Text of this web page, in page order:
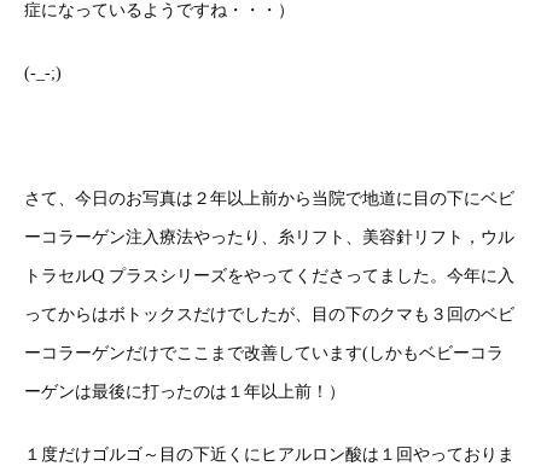
症になっているようですね・・・）
(-_-;)
さて、今日のお写真は２年以上前から当院で地道に目の下にベビ
ーコラーゲン注入療法やったり、糸リフト、美容針リフト，ウル
トラセルQ プラスシリーズをやってくださってました。今年に入
ってからはボトックスだけでしたが、目の下のクマも３回のベビ
ーコラーゲンだけでここまで改善しています(しかもベビーコラ
ーゲンは最後に打ったのは１年以上前！）
１度だけゴルゴ～目の下近くにヒアルロン酸は１回やっておりま